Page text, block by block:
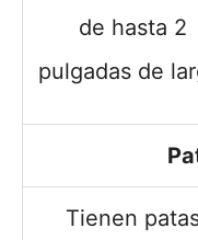
de hasta 2
pulgadas de
Tienen